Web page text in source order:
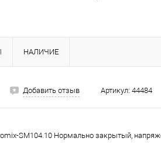
НАЛИЧИЕ
Добавить отзыв Артикул: 44484
SM104.10 Нормально закрытый,